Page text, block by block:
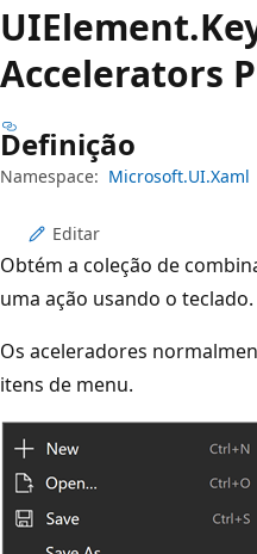
UIElement.
Accelerators
Definição
Namespace: Microsoft.UI.Xaml
Editar
Obtém a coleção de
uma ação usando o teclado.
Os aceleradores
itens de menu.